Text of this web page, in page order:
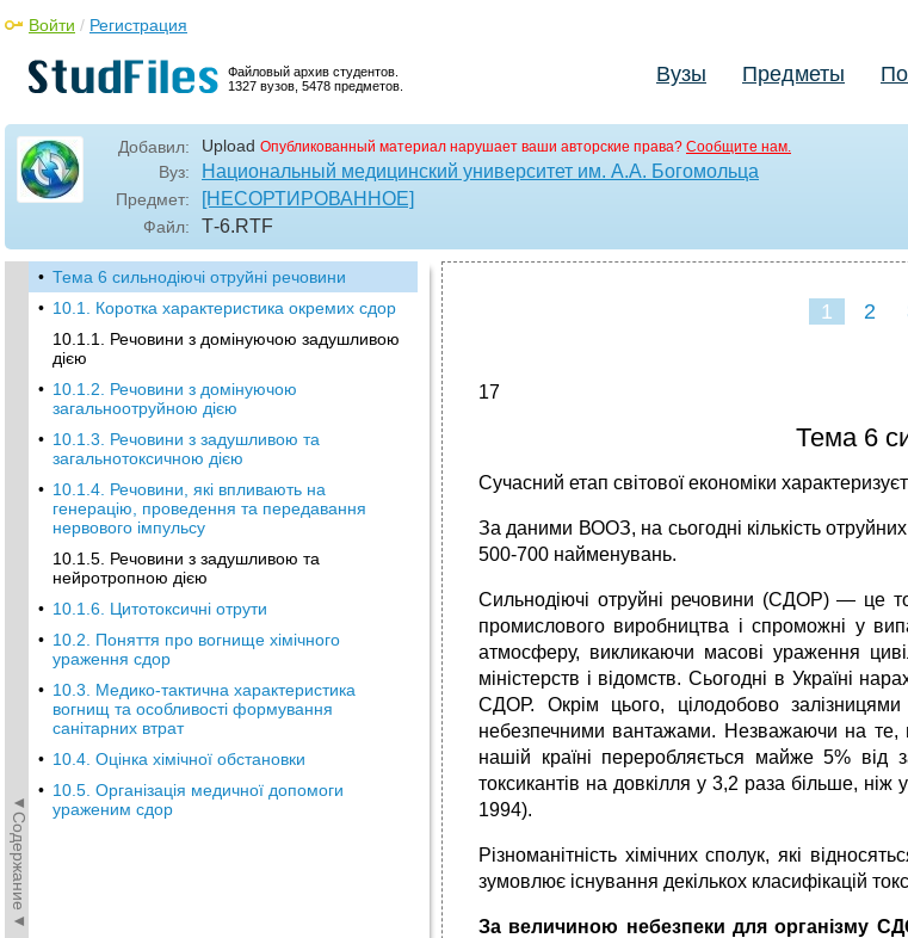
Файловый архив студентов.
1327 вузов, 5478 предметов.
Войти / Регистрация
Вузы Предметы
Добавил: Upload Опубликованный материал нарушает ваши авторские права? Сообщите нам.
Вуз: Национальный медицинский университет им. А.А. Богомольца
Предмет: [НЕСОРТИРОВАННОЕ]
Файл: Т-6.RTF
◄Содержание◄
• Тема 6 сильнодіючі отруйні речовини
• 10.1. Коротка характеристика окремих сдор
10.1.1. Речовини з домінуючою задушливою
дією
• 10.1.2. Речовини з домінуючою
загальноотруйною дією
• 10.1.3. Речовини з задушливою та
загальнотоксичною дією
• 10.1.4. Речовини, які впливають на
генерацію, проведення та передавання
нервового імпульсу
10.1.5. Речовини з задушливою та
нейротропною дією
• 10.1.6. Цитотоксичні отрути
• 10.2. Поняття про вогнище хімічного
ураження сдор
• 10.3. Медико-тактична характеристика
вогнищ та особливості формування
санітарних втрат
• 10.4. Оцінка хімічної обстановки
• 10.5. Організація медичної допомоги
ураженим сдор
1 2
17
Тема 6
Сучасний етап світової економіки
За даними ВООЗ, на сьогодні кількість
500-700 найменувань.
Сильнодiючi отруйнi речовини (СДОР) ― це
промислового виробництва i спроможнi у
атмосферу, викликаючи масовi ураження
мiнiстерств і вiдомств. Сьогодні в Україні
СДОР. Окрім цього, цілодобово
небезпечними вантажами. Незважаючи на те,
нашій країні переробляється майже 5% від
токсикантів на довкiлля у 3,2 раза більше,
1994).
Рiзноманiтнiсть хiмiчних сполук, якi
зумовлює iснування декiлькох класифiкацiй
За величиною небезпеки для організму